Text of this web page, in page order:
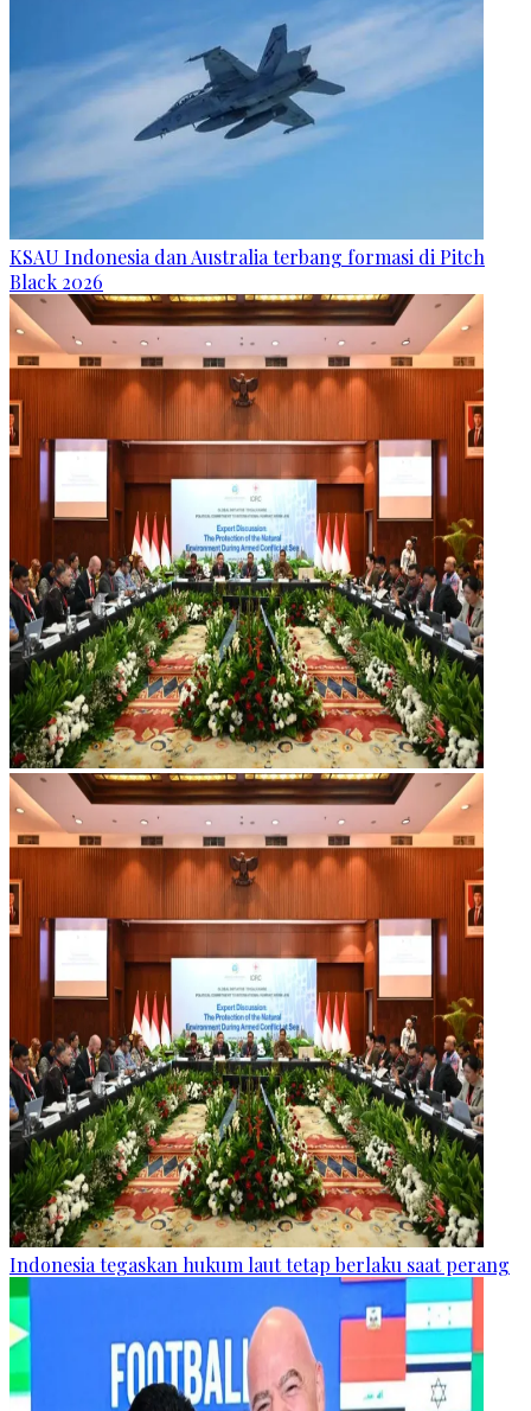
KSAU Indonesia dan Australia terbang formasi di Pitch
Black 2026
Indonesia tegaskan hukum laut tetap berlaku saat perang